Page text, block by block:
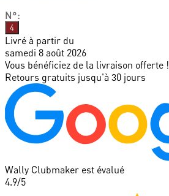
N°:
4
Livré à partir du
samedi 8 août 2026
Vous bénéficiez de la livraison offerte !
Retours gratuits jusqu'à 30 jours
Wally Clubmaker est évalué
4.9/5